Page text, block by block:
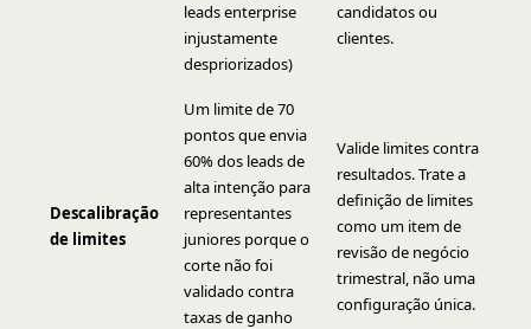
leads enterprise
injustamente
despriorizados)
candidatos ou
clientes.
Descalibração
de limites
Um limite de 70
pontos que envia
60% dos leads de
alta intenção para
representantes
juniores porque o
corte não foi
validado contra
taxas de ganho
Valide limites contra
resultados. Trate a
definição de limites
como um item de
revisão de negócio
trimestral, não uma
configuração única.